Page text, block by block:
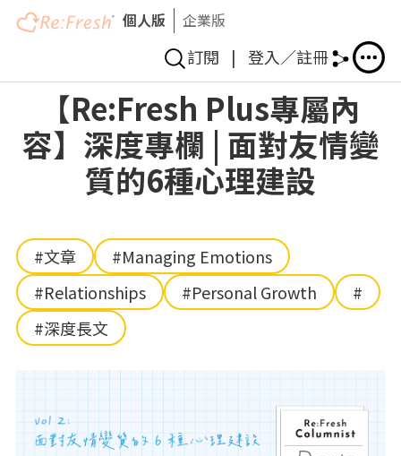
Skip
main
content
個人版 企業版
訂閱 | 登入／註冊
【Re:Fresh Plus專屬內
容】深度專欄 | 面對友情變
質的6種心理建設
#文章
#Managing Emotions
#Relationships
#Personal Growth
#
#深度長文